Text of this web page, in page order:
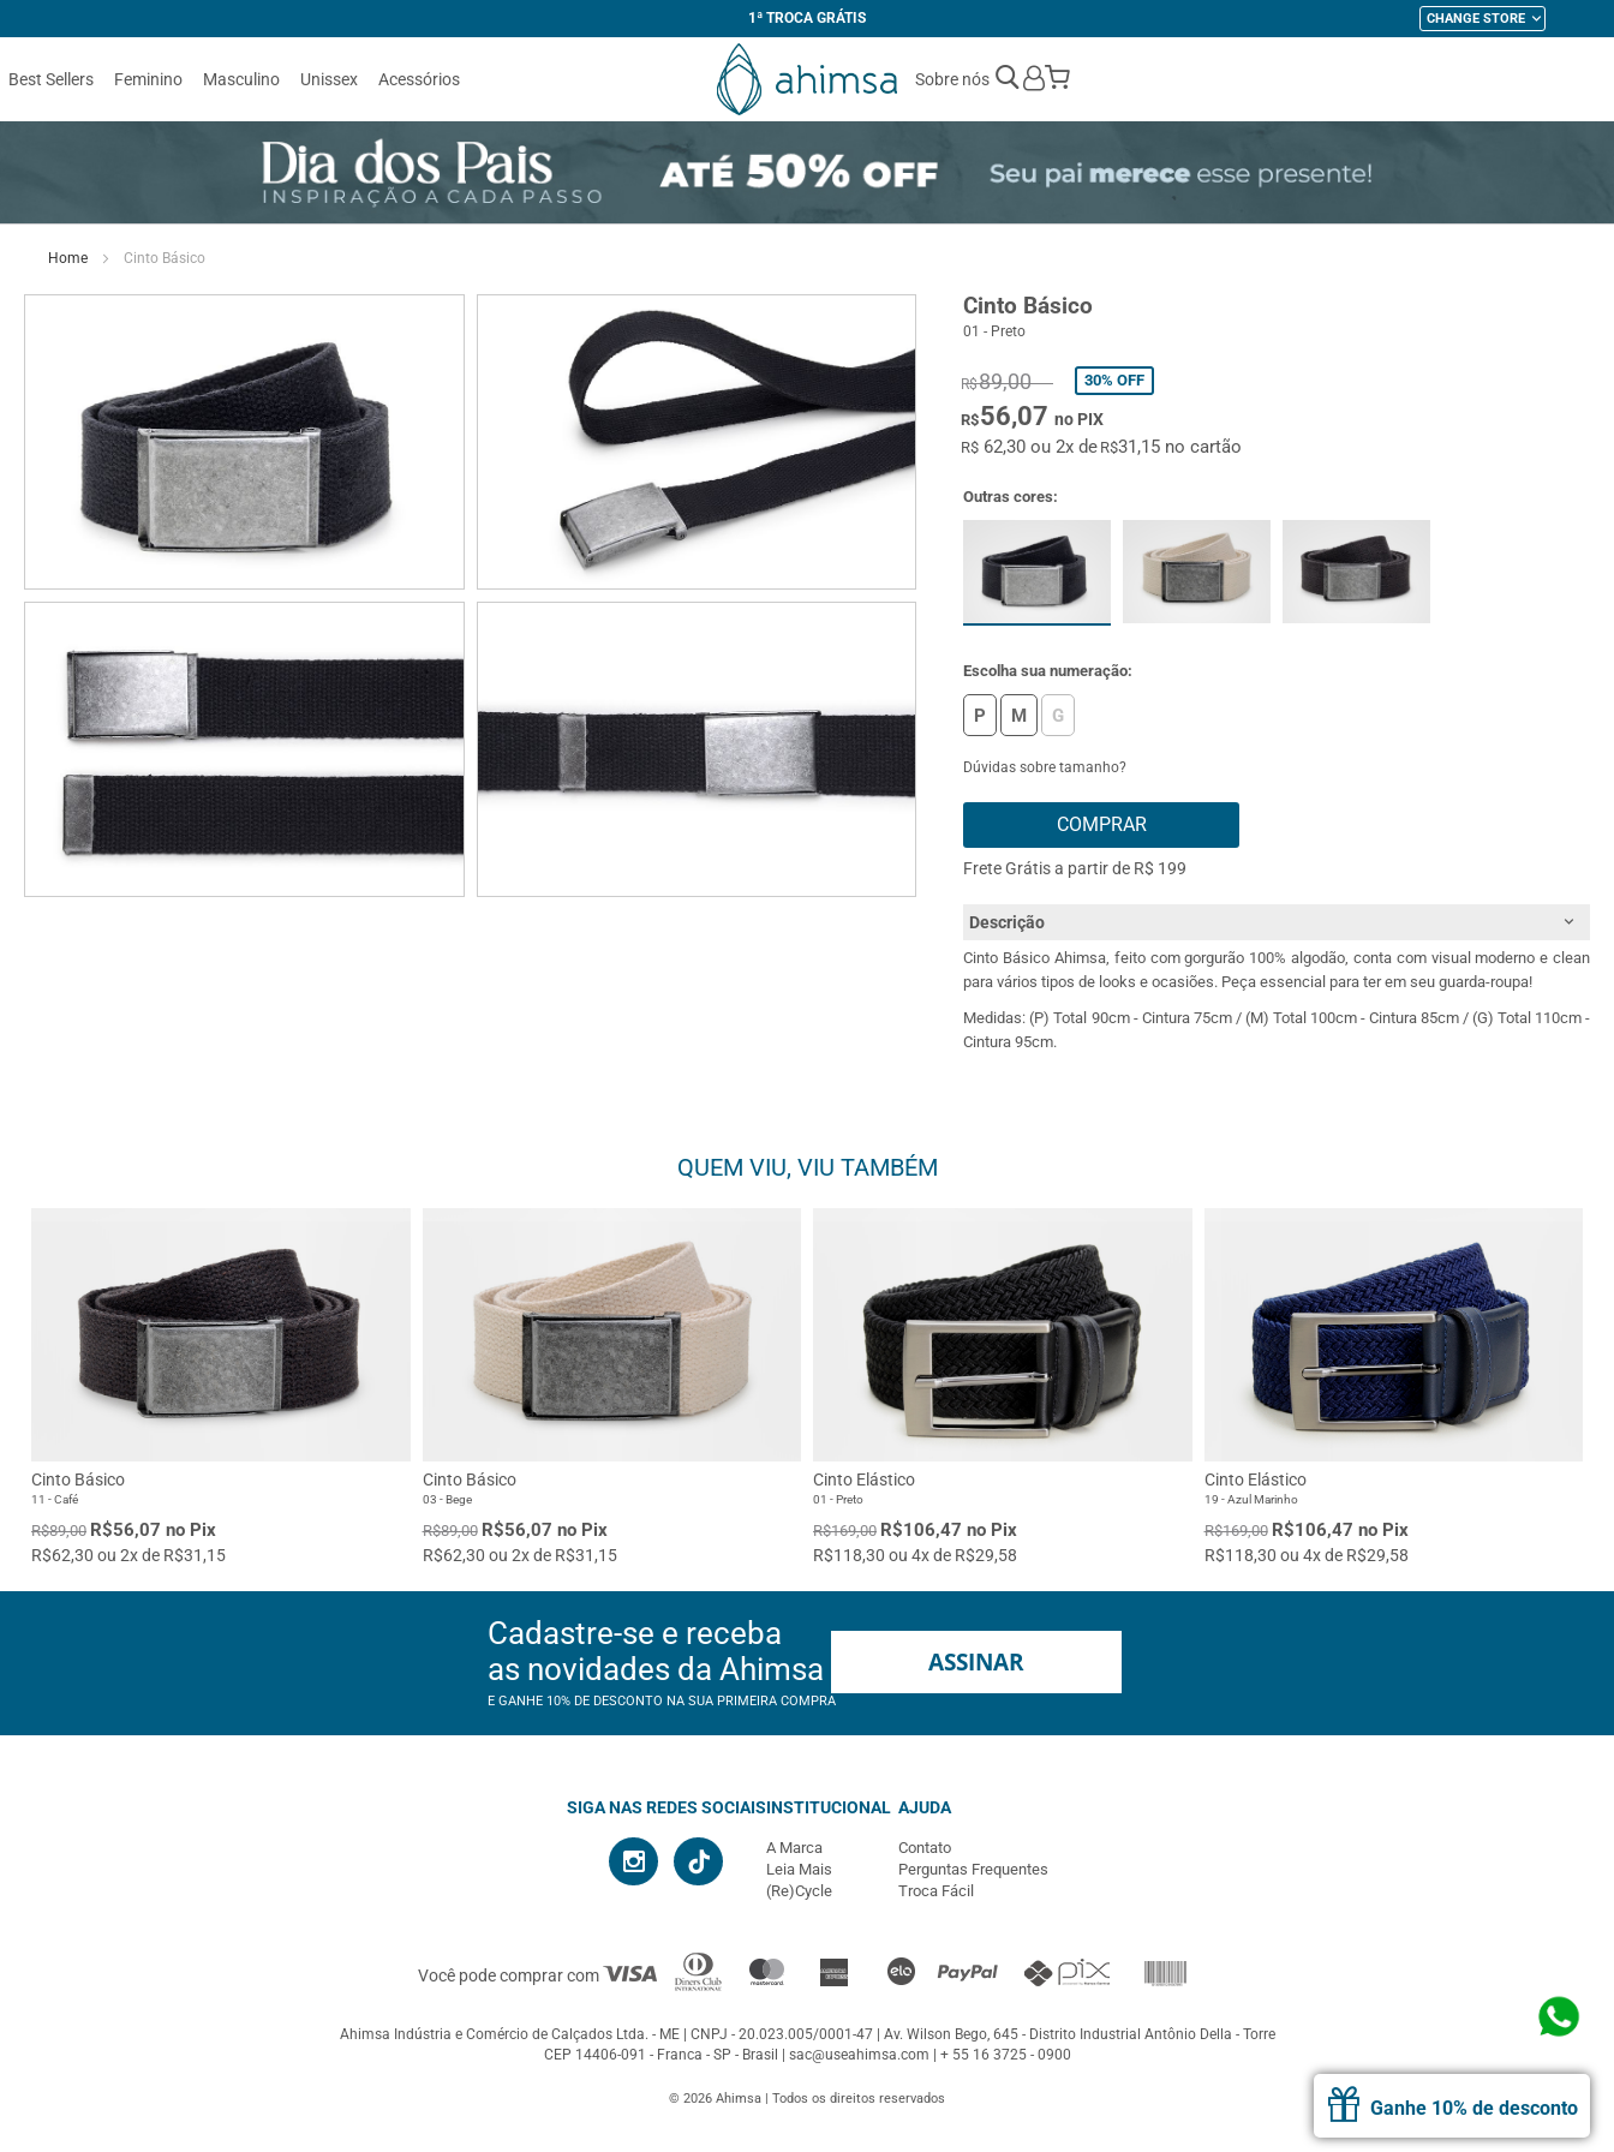
Ganhe 10% de desconto
1ª TROCA GRÁTIS CHANGE STORE
Best Sellers Feminino Masculino Unissex Acessórios Sobre nós
My Cart
Home Cinto Básico
Cinto Básico
01 - Preto
R$89,00 30% OFF
R$56,07no PIX
R$ 62,30 ou 2x deR$31,15 no cartão
Outras cores:
Escolha sua numeração:
P M G
Dúvidas sobre tamanho?
COMPRAR
Frete Grátis a partir de R$ 199
Descrição
Cinto Básico Ahimsa, feito com gorgurão 100% algodão, conta com visual moderno e clean
para vários tipos de looks e ocasiões. Peça essencial para ter em seu guarda-roupa!
Medidas: (P) Total 90cm - Cintura 75cm / (M) Total 100cm - Cintura 85cm / (G) Total 110cm -
Cintura 95cm.
QUEM VIU, VIU TAMBÉM
Cinto Básico
11 - Café
R$89,00 R$56,07 no Pix
R$62,30 ou 2x de R$31,15
Cinto Básico
03 - Bege
R$89,00 R$56,07 no Pix
R$62,30 ou 2x de R$31,15
Cinto Elástico
01 - Preto
R$169,00 R$106,47 no Pix
R$118,30 ou 4x de R$29,58
Cinto Elástico
19 - Azul Marinho
R$169,00 R$106,47 no Pix
R$118,30 ou 4x de R$29,58
Cadastre-se e receba
as novidades da Ahimsa
E GANHE 10% DE DESCONTO NA SUA PRIMEIRA COMPRA
ASSINAR
SIGA NAS REDES SOCIAISINSTITUCIONAL
A Marca
Leia Mais
(Re)Cycle
AJUDA
Contato
Perguntas Frequentes
Troca Fácil
Você pode comprar com
Ahimsa Indústria e Comércio de Calçados Ltda. - ME CNPJ - 20.023.005/0001-47
Av. Wilson Bego, 645 - Distrito Industrial Antônio Della - Torre
CEP 14406-091 - Franca - SP - Brasil | sac@useahimsa.com + 55 16 3725 - 0900
© 2026 Ahimsa | Todos os direitos reservados